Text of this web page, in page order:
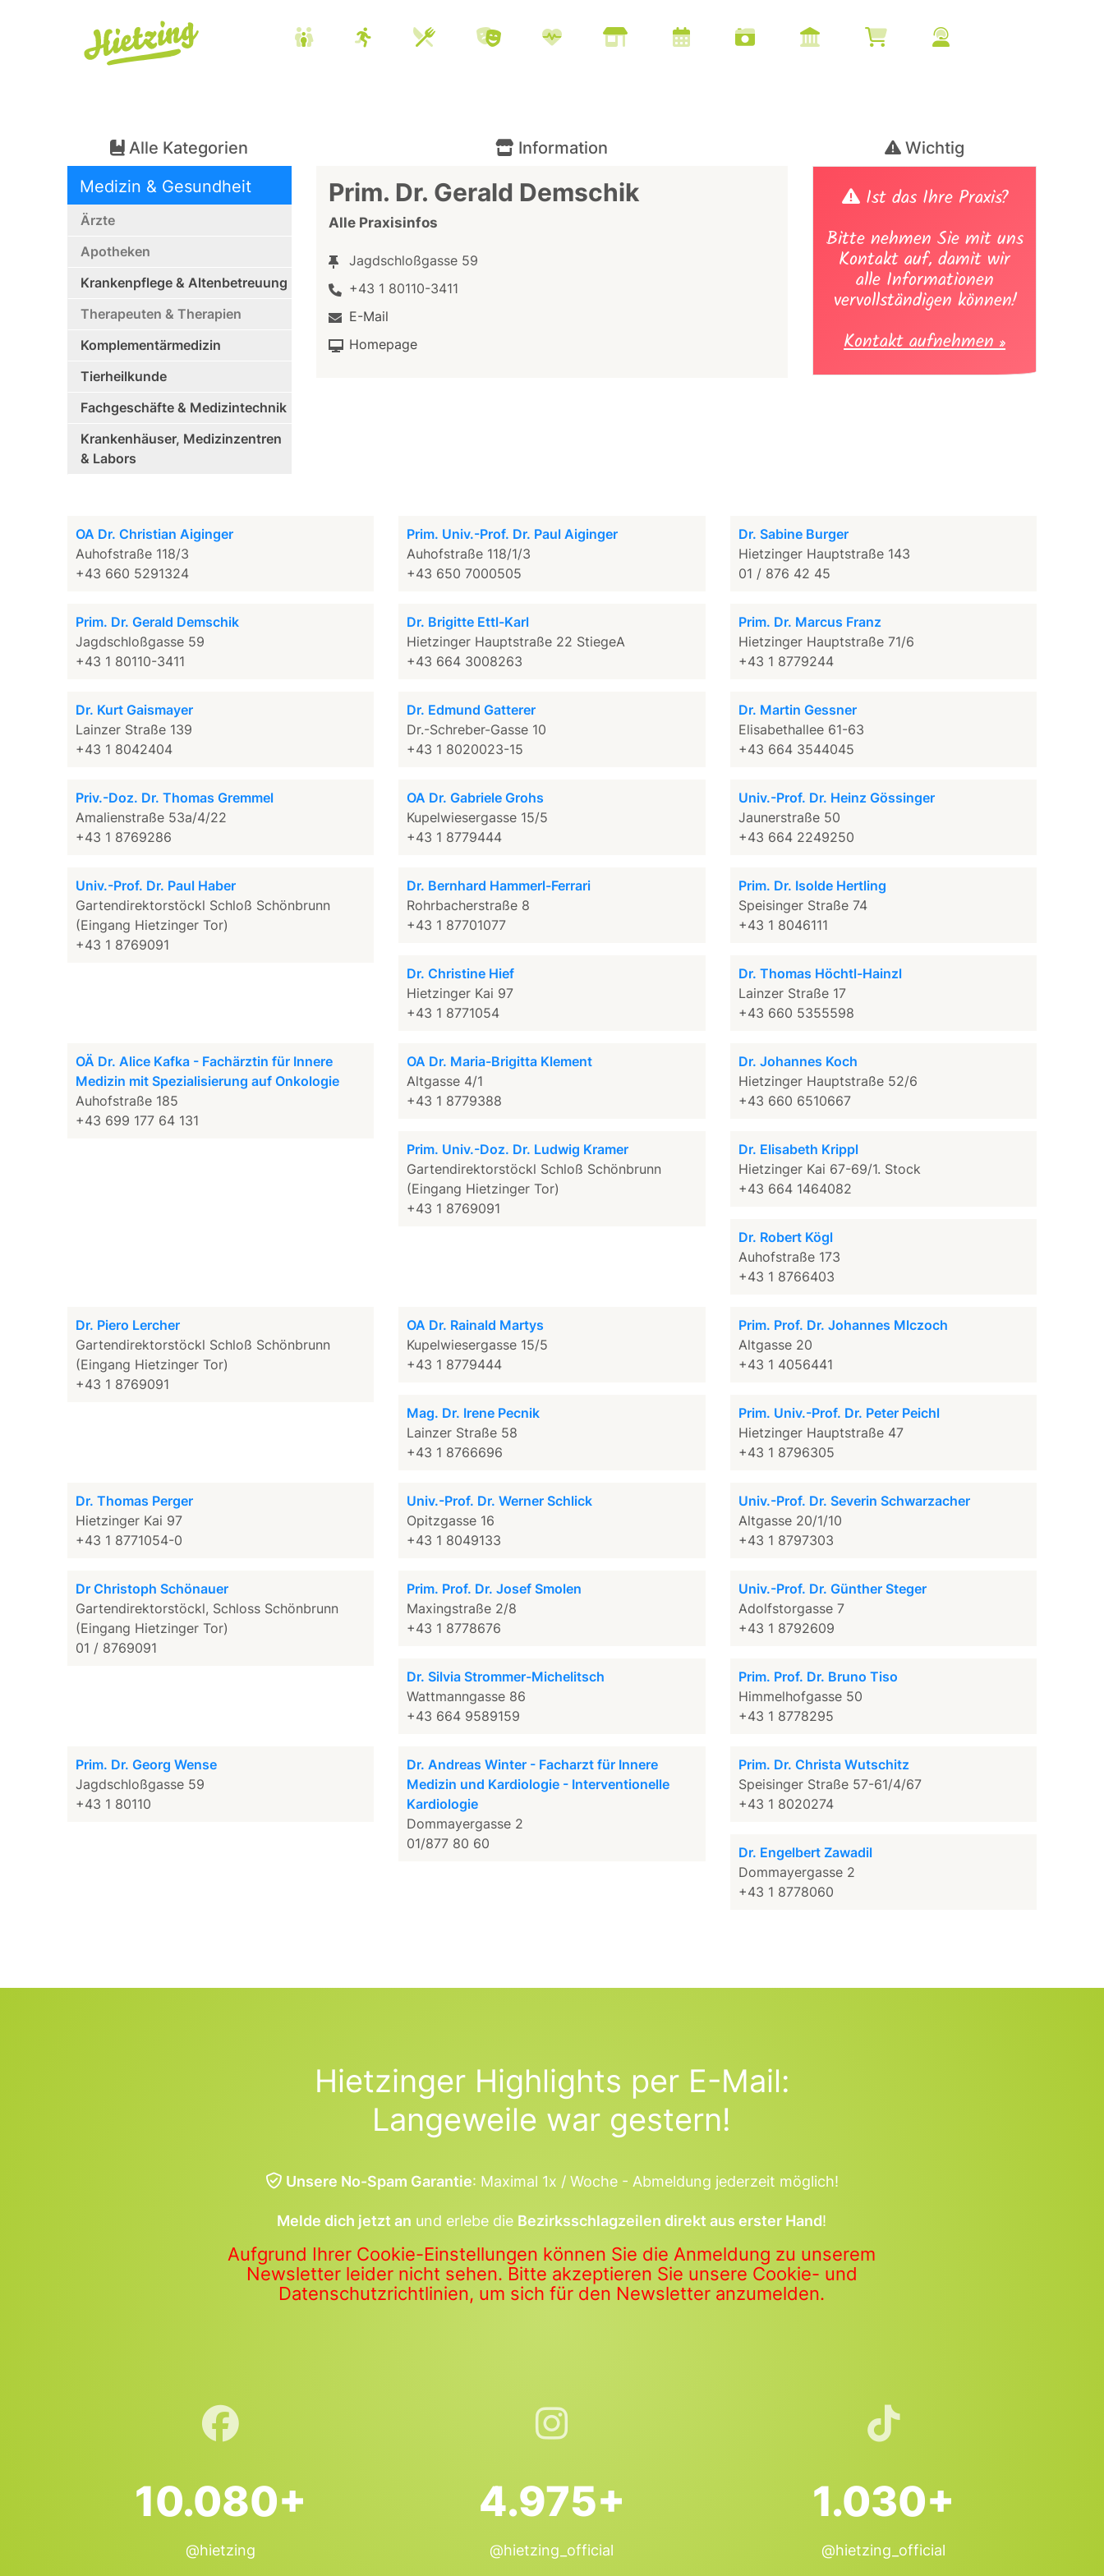
Alle Kategorien Information
Wichtig
Medizin & Gesundheit
Ärzte
Apotheken
Krankenpflege & Altenbetreuung
Therapeuten & Therapien
Komplementärmedizin
Tierheilkunde
Fachgeschäfte & Medizintechnik
Krankenhäuser, Medizinzentren
& Labors
Prim. Dr. Gerald Demschik
Alle Praxisinfos
Jagdschloßgasse 59
+43 1 80110-3411
E-Mail
Homepage
Ist das Ihre Praxis?
Bitte nehmen Sie mit uns
Kontakt auf, damit wir
alle Informationen
vervollständigen können!
Kontakt aufnehmen »
OA Dr. Christian Aiginger
Auhofstraße 118/3
+43 660 5291324
Prim. Univ.-Prof. Dr. Paul Aiginger
Auhofstraße 118/1/3
+43 650 7000505
Dr. Sabine Burger
Hietzinger Hauptstraße 143
01 / 876 42 45
Prim. Dr. Gerald Demschik
Jagdschloßgasse 59
+43 1 80110-3411
Dr. Brigitte Ettl-Karl
Hietzinger Hauptstraße 22 StiegeA
+43 664 3008263
Prim. Dr. Marcus Franz
Hietzinger Hauptstraße 71/6
+43 1 8779244
Dr. Kurt Gaismayer
Lainzer Straße 139
+43 1 8042404
Dr. Edmund Gatterer
Dr.-Schreber-Gasse 10
+43 1 8020023-15
Dr. Martin Gessner
Elisabethallee 61-63
+43 664 3544045
Priv.-Doz. Dr. Thomas Gremmel
Amalienstraße 53a/4/22
+43 1 8769286
OA Dr. Gabriele Grohs
Kupelwiesergasse 15/5
+43 1 8779444
Univ.-Prof. Dr. Heinz Gössinger
Jaunerstraße 50
+43 664 2249250
Univ.-Prof. Dr. Paul Haber
Gartendirektorstöckl Schloß Schönbrunn
(Eingang Hietzinger Tor)
+43 1 8769091
Dr. Bernhard Hammerl-Ferrari
Rohrbacherstraße 8
+43 1 87701077
Prim. Dr. Isolde Hertling
Speisinger Straße 74
+43 1 8046111
Dr. Christine Hief
Hietzinger Kai 97
+43 1 8771054
Dr. Thomas Höchtl-Hainzl
Lainzer Straße 17
+43 660 5355598
OÄ Dr. Alice Kafka - Fachärztin für Innere
Medizin mit Spezialisierung auf Onkologie
Auhofstraße 185
+43 699 177 64 131
OA Dr. Maria-Brigitta Klement
Altgasse 4/1
+43 1 8779388
Dr. Johannes Koch
Hietzinger Hauptstraße 52/6
+43 660 6510667
Prim. Univ.-Doz. Dr. Ludwig Kramer
Gartendirektorstöckl Schloß Schönbrunn
(Eingang Hietzinger Tor)
+43 1 8769091
Dr. Elisabeth Krippl
Hietzinger Kai 67-69/1. Stock
+43 664 1464082
Dr. Robert Kögl
Auhofstraße 173
+43 1 8766403
Dr. Piero Lercher
Gartendirektorstöckl Schloß Schönbrunn
(Eingang Hietzinger Tor)
+43 1 8769091
OA Dr. Rainald Martys
Kupelwiesergasse 15/5
+43 1 8779444
Prim. Prof. Dr. Johannes Mlczoch
Altgasse 20
+43 1 4056441
Mag. Dr. Irene Pecnik
Lainzer Straße 58
+43 1 8766696
Prim. Univ.-Prof. Dr. Peter Peichl
Hietzinger Hauptstraße 47
+43 1 8796305
Dr. Thomas Perger
Hietzinger Kai 97
+43 1 8771054-0
Univ.-Prof. Dr. Werner Schlick
Opitzgasse 16
+43 1 8049133
Univ.-Prof. Dr. Severin Schwarzacher
Altgasse 20/1/10
+43 1 8797303
Dr Christoph Schönauer
Gartendirektorstöckl, Schloss Schönbrunn
(Eingang Hietzinger Tor)
01 / 8769091
Prim. Prof. Dr. Josef Smolen
Maxingstraße 2/8
+43 1 8778676
Univ.-Prof. Dr. Günther Steger
Adolfstorgasse 7
+43 1 8792609
Dr. Silvia Strommer-Michelitsch
Wattmanngasse 86
+43 664 9589159
Prim. Prof. Dr. Bruno Tiso
Himmelhofgasse 50
+43 1 8778295
Prim. Dr. Georg Wense
Jagdschloßgasse 59
+43 1 80110
Dr. Andreas Winter - Facharzt für Innere
Medizin und Kardiologie - Interventionelle
Kardiologie
Dommayergasse 2
01/877 80 60
Prim. Dr. Christa Wutschitz
Speisinger Straße 57-61/4/67
+43 1 8020274
Dr. Engelbert Zawadil
Dommayergasse 2
+43 1 8778060
Hietzinger Highlights per E-Mail:
Langeweile war gestern!
Unsere No-Spam Garantie: Maximal 1x / Woche - Abmeldung jederzeit möglich!
Melde dich jetzt an und erlebe die Bezirksschlagzeilen direkt aus erster Hand!
Aufgrund Ihrer Cookie-Einstellungen können Sie die Anmeldung zu unserem
Newsletter leider nicht sehen. Bitte akzeptieren Sie unsere Cookie- und
Datenschutzrichtlinien, um sich für den Newsletter anzumelden.
10.080+
@hietzing
4.975+
@hietzing_official
1.030+
@hietzing_official